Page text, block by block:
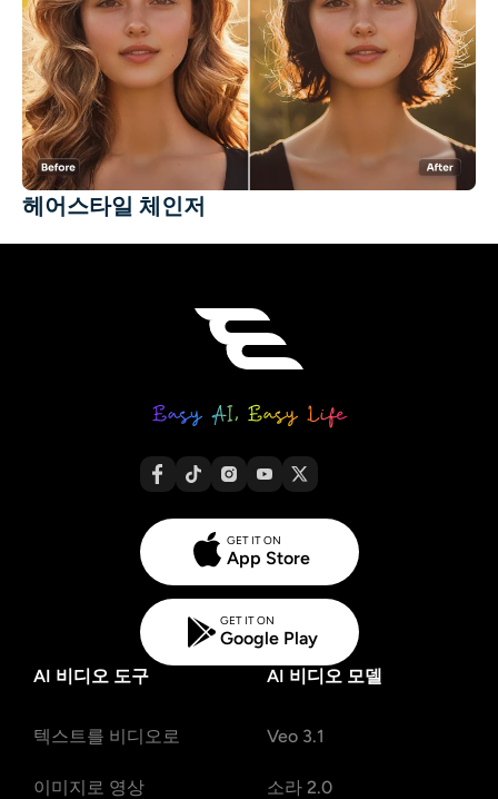
헤어스타일 체인저
GET IT ON
App Store
GET IT ON
Google Play
AI 비디오 도구
텍스트를 비디오로
이미지로 영상
AI 비디오 모델
Veo 3.1
소라 2.0